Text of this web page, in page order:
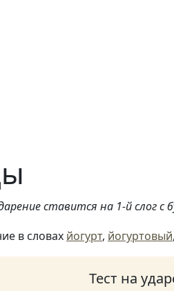
ставится на 1-й слог с
в словах йогурт, йогуртовый,
Тест на